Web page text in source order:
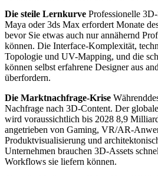
Die steile Lernkurve Professionelle
Maya oder 3ds Max erfordert Monate
bevor Sie etwas auch nur annähernd
können. Die Interface-Komplexität,
Topologie und UV-Mapping, und die
können selbst erfahrene Designer aus
überfordern.
Die Marktnachfrage-Krise
Nachfrage nach 3D-Content. Der
wird voraussichtlich bis 2028 8,9
angetrieben von Gaming, VR/AR-
Produktvisualisierung und
Unternehmen brauchen 3D-Assets
Workflows sie liefern können.